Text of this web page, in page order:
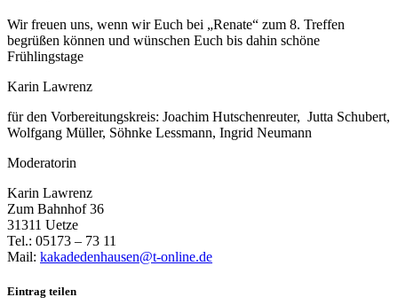
Wir freuen uns, wenn wir Euch bei „Renate“ zum 8. Treffen
begrüßen können und wünschen Euch bis dahin schöne
Frühlingstage
Karin Lawrenz
für den Vorbereitungskreis: Joachim Hutschenreuter, Jutta Schubert,
Wolfgang Müller, Söhnke Lessmann, Ingrid Neumann
Moderatorin
Karin Lawrenz
Zum Bahnhof 36
31311 Uetze
Tel.: 05173 – 73 11
Mail: kakadedenhausen@t-online.de
Eintrag teilen